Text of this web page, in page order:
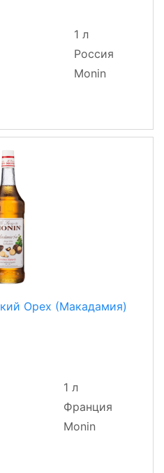
1 л
Россия
Monin
Орех (Макадамия)
1 л
Франция
Monin